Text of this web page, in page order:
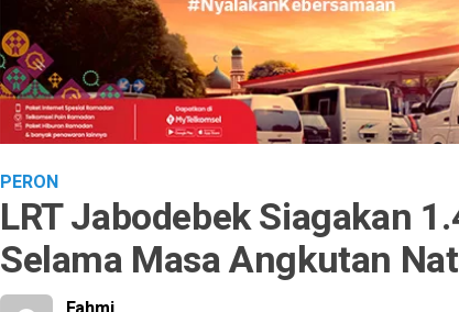
PERON
LRT Jabodebek Siagakan
Selama Masa Angkutan